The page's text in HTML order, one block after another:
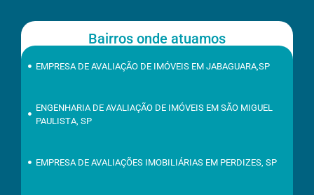
Bairros onde atuamos
EMPRESA DE AVALIAÇÃO DE IMÓVEIS EM JABAGUARA,SP
ENGENHARIA DE AVALIAÇÃO DE IMÓVEIS EM SÃO MIGUEL
PAULISTA, SP
EMPRESA DE AVALIAÇÕES IMOBILIÁRIAS EM PERDIZES, SP